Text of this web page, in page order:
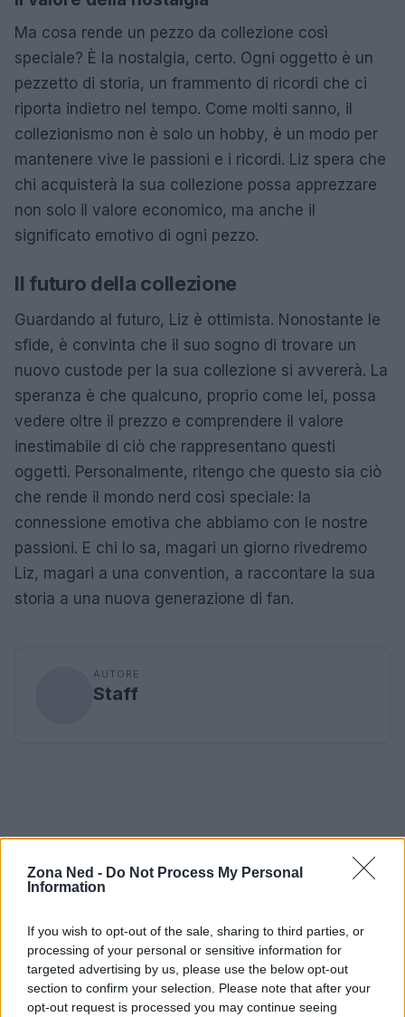
Zona Ned - Do Not Process My Personal
Information
If you wish to opt-out of the sale, sharing to third parties, or
processing of your personal or sensitive information for
targeted advertising by us, please use the below opt-out
section to confirm your selection. Please note that after your
opt-out request is processed you may continue seeing
Ma cosa rende un pezzo da collezione così
speciale? È la nostalgia, certo. Ogni oggetto è un
pezzetto di storia, un frammento di ricordi che ci
riporta indietro nel tempo. Come molti sanno, il
collezionismo non è solo un hobby, è un modo per
mantenere vive le passioni e i ricordi. Liz spera che
chi acquisterà la sua collezione possa apprezzare
non solo il valore economico, ma anche il
significato emotivo di ogni pezzo.
Il futuro della collezione
Guardando al futuro, Liz è ottimista. Nonostante le
sfide, è convinta che il suo sogno di trovare un
nuovo custode per la sua collezione si avvererà. La
speranza è che qualcuno, proprio come lei, possa
vedere oltre il prezzo e comprendere il valore
inestimabile di ciò che rappresentano questi
oggetti. Personalmente, ritengo che questo sia ciò
che rende il mondo nerd così speciale: la
connessione emotiva che abbiamo con le nostre
passioni. E chi lo sa, magari un giorno rivedremo
Liz, magari a una convention, a raccontare la sua
storia a una nuova generazione di fan.
AUTORE
Staff